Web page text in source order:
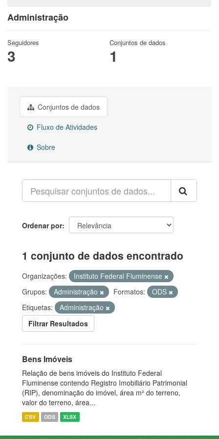
Administração
Seguidores
3
Conjuntos de dados
1
Conjuntos de dados
Fluxo de Atividades
Sobre
Ordenar por
1 conjunto de dados encontrado
Organizações:
Instituto Federal Fluminense
Grupos:
Administração Formatos:
ODS
Etiquetas:
Administração
Filtrar Resultados
Bens Imóveis
Relação de bens imóveis do Instituto Federal
Fluminense contendo Registro Imobiliário Patrimonial
(RIP), denominação do imóvel, área m² do terreno,
valor do terreno, área...
CSV ODS XLSX